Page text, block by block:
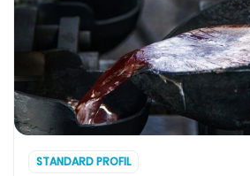
STANDARD PROFIL